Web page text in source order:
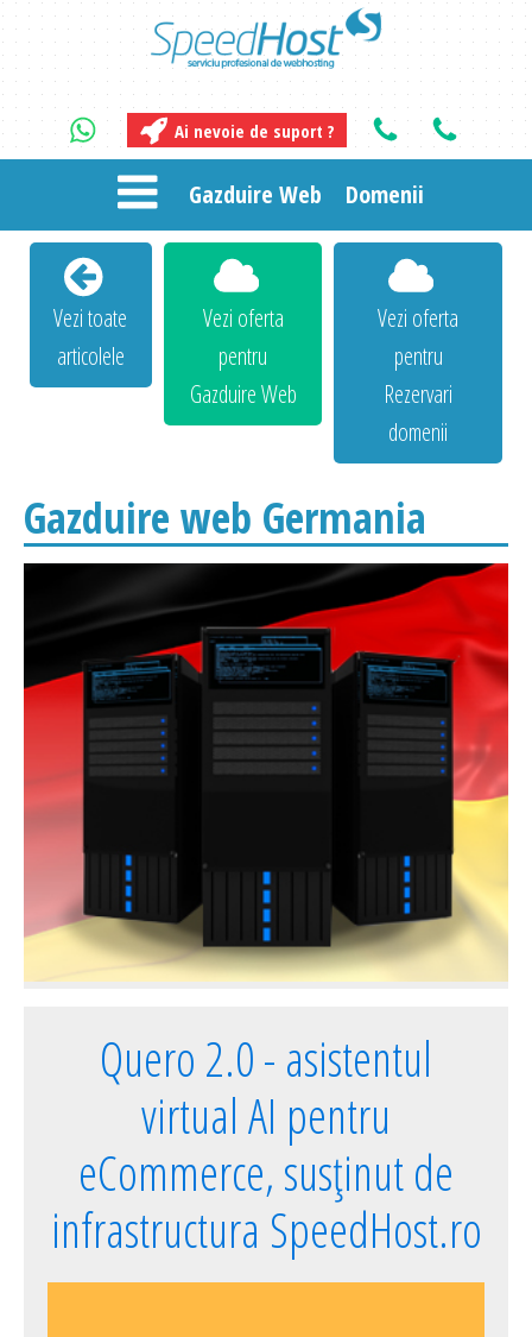
Ai nevoie de suport ?
Gazduire Web Domenii
Vezi toate
articolele
Vezi oferta
pentru
Gazduire Web
Vezi oferta
pentru
Rezervari
domenii
Gazduire web Germania
Quero 2.0 - asistentul
virtual AI pentru
eCommerce, susținut de
infrastructura SpeedHost.ro